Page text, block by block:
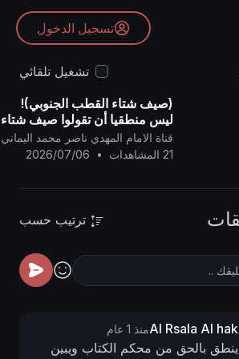
تسجيل الدخول
تشغيل تلقائي
(صيف شتاء القطب الجنوبي)!
ليس منطقيا أن تقولوا صيف شتاء
القطب الجنوبي..
قناة الامام المهدي ناصر محمد اليماني
21 المشاهدات
•
2026/07/06
ترتيب حسب
Al Rsala Al hakمنذ 1 عام
ينطق بالحق من محكم الكتاب ويبين